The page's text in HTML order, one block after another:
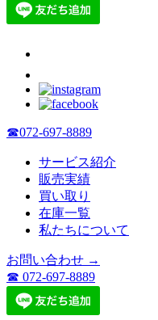
☎072-697-8889
サービス紹介
販売実績
買い取り
在庫一覧
私たちについて
お問い合わせ →
☎ 072-697-8889